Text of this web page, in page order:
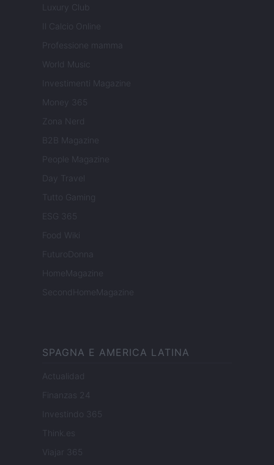
Luxury Club
Il Calcio Online
Professione mamma
World Music
Investimenti Magazine
Money 365
Zona Nerd
B2B Magazine
People Magazine
Day Travel
Tutto Gaming
ESG 365
Food Wiki
FuturoDonna
HomeMagazine
SecondHomeMagazine
SPAGNA E AMERICA LATINA
Actualidad
Finanzas 24
Investindo 365
Think.es
Viajar 365